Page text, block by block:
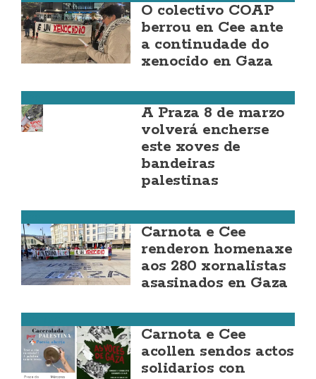
O colectivo COAP
berrou en Cee ante
a continudade do
xenocido en Gaza
A Praza 8 de marzo
volverá encherse
este xoves de
bandeiras
palestinas
Carnota e Cee
renderon homenaxe
aos 280 xornalistas
asasinados en Gaza
Carnota e Cee
acollen sendos actos
solidarios con